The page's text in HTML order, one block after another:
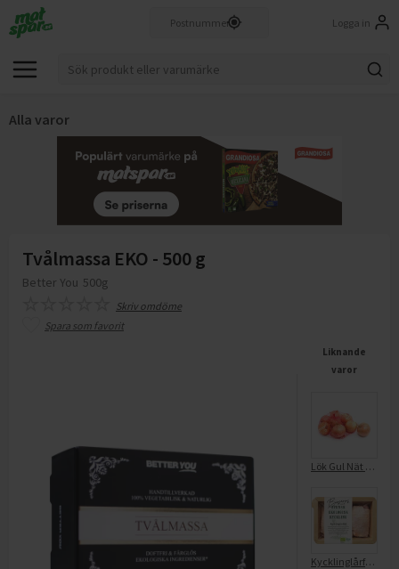
Logga in
Alla varor
Tvålmassa EKO - 500 g
Better You 500g
Skriv omdöme
Spara som favorit
Liknande
varor
Lök Gul Nät EKO KRAV 500g
Kycklinglårfilé EKO KRAV Svensk